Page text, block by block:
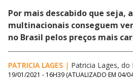
Por mais descabido que seja,
multinacionais conseguem
no Brasil pelos preços mais
PATRICIA LAGES | Patricia Lages, do
19/01/2021 - 16H39 (ATUALIZADO EM 04/